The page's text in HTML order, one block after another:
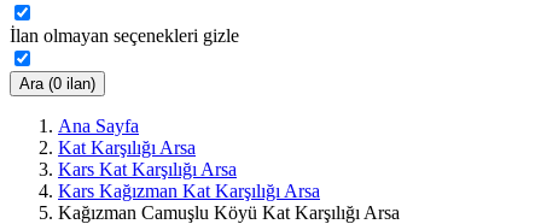
İlan olmayan seçenekleri gizle
Ara (0 ilan)
Ana Sayfa
Kat Karşılığı Arsa
Kars Kat Karşılığı Arsa
Kars Kağızman Kat Karşılığı Arsa
Kağızman Camuşlu Köyü Kat Karşılığı Arsa